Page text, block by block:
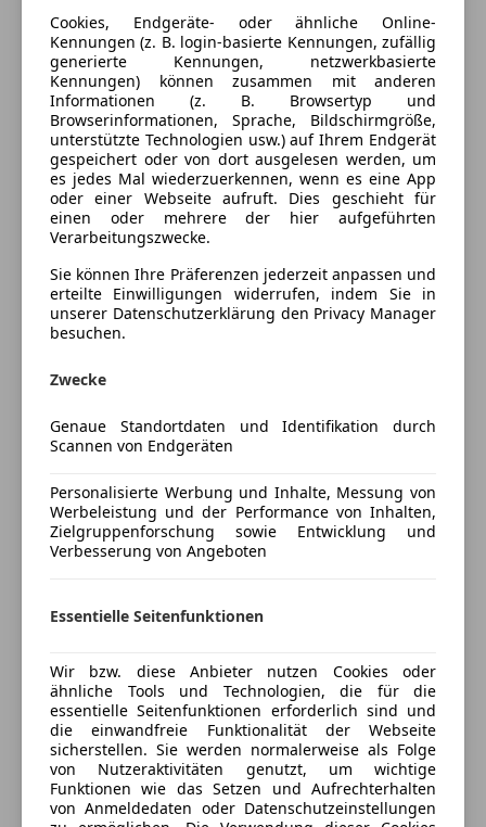
Klimaautomatik
Lederausstattung
Lederlenkrad
Lordosenstütze
Regensensor
Schiebedach
Sitzheizung
Unterhaltung/Media
Radio
Soundsystem
Sicherheit
Nebelscheinwerfer
Traktionskontrolle
Zentralverriegelung
Extras
Alufelgen (18")
Innenspiegel automatisch abblendend
Sportpaket
Lackierung
Metallic
Farbe der
Innenausstattung
Grau
Innenausstattung Vollleder
Fahrzeugbeschreibung
Zum Verkauf angeboten steht hier ein BMW 850i mit
äusserst selten, original AC-Schnitzer-Type2
verbautem Leichtmetallradsatz
(Brand: AC Schnitzer by Ronal, Made in Germany) mit
einem Lochkreis von 5x120mm
an der Vorderachse: 245/35 ZR18 92Y Sommer
auf 8,5Jx18 ET13 Leichtmetallfelgen im 5Speichen-
Design
auf 10Jx18 ET19 Leichtmetallfelgen im 5Speichen-
Dieses Fahrzeug aus Zweitbesitz besticht nicht nur
durch seine Seltenheit sondern auch durch die sehr
geringe Km-Laufleistung!
Fahrzeug Verkauf im Kundenauftrag als
Mehr anzeigen
Versicherungsschutz an Ihre Bedürfnisse
anpassen
Freischaden-Gutschein ab Stufe 0
Auto einfach online versichern & Rabatt holen
Cookies, Endgeräte- oder ähnliche Online-
Kennungen (z. B. login-basierte Kennungen, zufällig
generierte Kennungen, netzwerkbasierte
Kennungen) können zusammen mit anderen
Informationen (z. B. Browsertyp und
Browserinformationen, Sprache, Bildschirmgröße,
unterstützte Technologien usw.) auf Ihrem Endgerät
gespeichert oder von dort ausgelesen werden, um
es jedes Mal wiederzuerkennen, wenn es eine App
oder einer Webseite aufruft. Dies geschieht für
einen oder mehrere der hier aufgeführten
Verarbeitungszwecke.
Sie können Ihre Präferenzen jederzeit anpassen und
erteilte Einwilligungen widerrufen, indem Sie in
unserer Datenschutzerklärung den Privacy Manager
besuchen.
Zwecke
Genaue Standortdaten und Identifikation durch
Scannen von Endgeräten
Personalisierte Werbung und Inhalte, Messung von
Werbeleistung und der Performance von Inhalten,
Zielgruppenforschung sowie Entwicklung und
Verbesserung von Angeboten
Essentielle Seitenfunktionen
Wir bzw. diese Anbieter nutzen Cookies oder
ähnliche Tools und Technologien, die für die
essentielle Seitenfunktionen erforderlich sind und
die einwandfreie Funktionalität der Webseite
sicherstellen. Sie werden normalerweise als Folge
von Nutzeraktivitäten genutzt, um wichtige
Funktionen wie das Setzen und Aufrechterhalten
von Anmeldedaten oder Datenschutzeinstellungen